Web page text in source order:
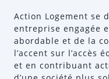
Action Logement se
entreprise engagée
abordable et de la
l’accent sur l’accès
et en contribuant